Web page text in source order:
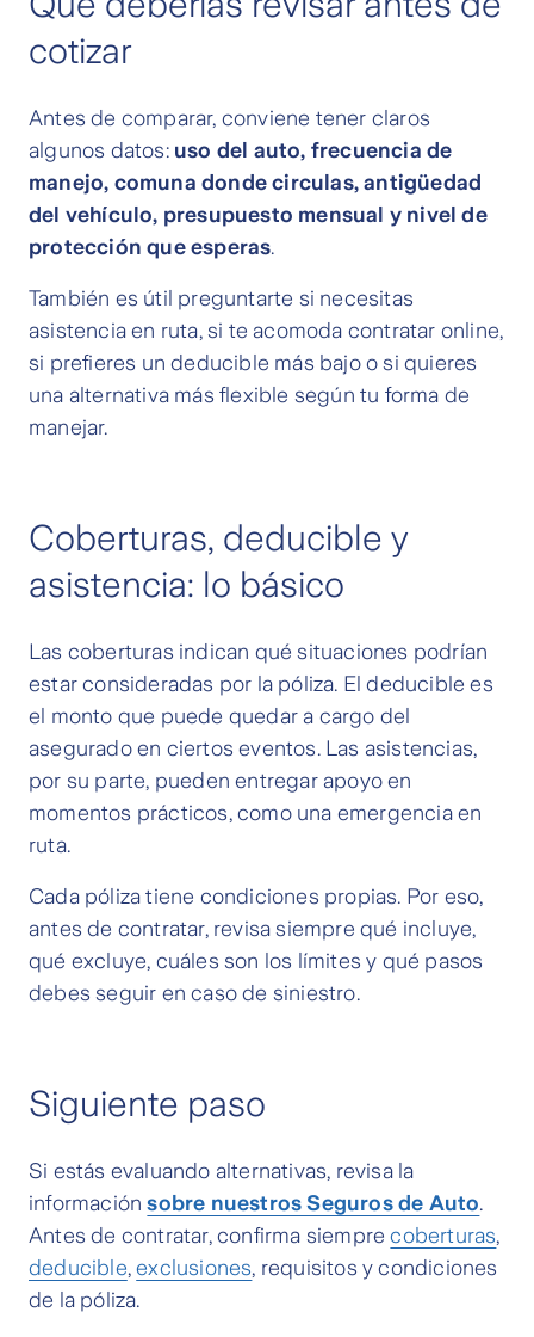
cotizar
Antes de comparar, conviene tener claros
algunos datos: uso del auto, frecuencia de
manejo, comuna donde circulas, antigüedad
del vehículo, presupuesto mensual y nivel de
protección que esperas.
También es útil preguntarte si necesitas
asistencia en ruta, si te acomoda contratar online,
si prefieres un deducible más bajo o si quieres
una alternativa más flexible según tu forma de
manejar.
Coberturas, deducible y
asistencia: lo básico
Las coberturas indican qué situaciones podrían
estar consideradas por la póliza. El deducible es
el monto que puede quedar a cargo del
asegurado en ciertos eventos. Las asistencias,
por su parte, pueden entregar apoyo en
momentos prácticos, como una emergencia en
ruta.
Cada póliza tiene condiciones propias. Por eso,
antes de contratar, revisa siempre qué incluye,
qué excluye, cuáles son los límites y qué pasos
debes seguir en caso de siniestro.
Siguiente paso
Si estás evaluando alternativas, revisa la
informaciónsobre nuestros Seguros de Auto.
Antes de contratar, confirma siemprecoberturas,
deducible,exclusiones, requisitos y condiciones
de la póliza.